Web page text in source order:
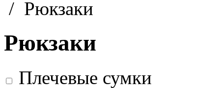
/ Рюкзаки
Рюкзаки
Плечевые сумки